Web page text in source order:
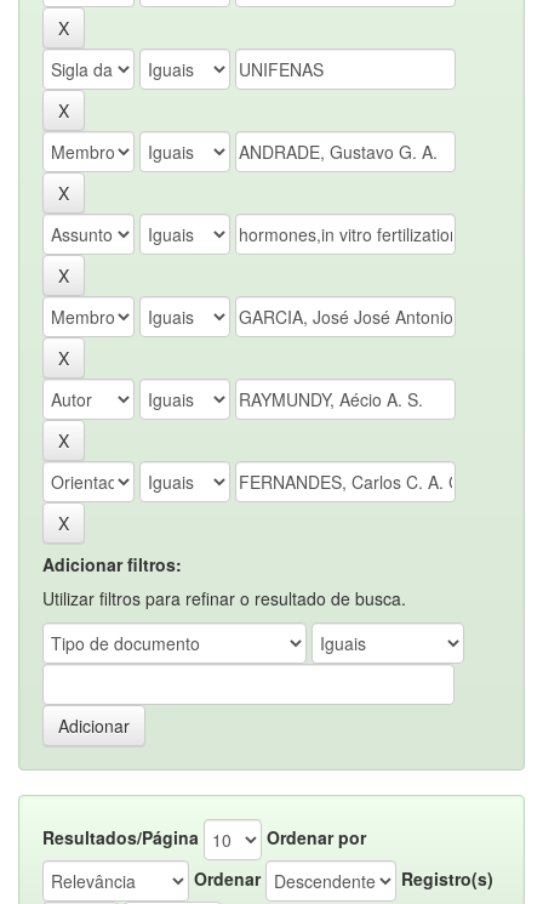
Adicionar filtros:
Utilizar filtros para refinar o resultado de busca.
Resultados/Página
Ordenar por
Ordenar
Registro(s)